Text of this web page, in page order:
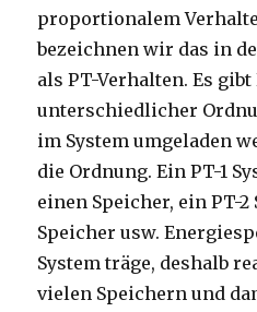
proportionalem
bezeichnen wir das in
als PT-Verhalten. Es
unterschiedlicher
im System umgeladen
die Ordnung. Ein PT-1
einen Speicher, ein PT-2
Speicher usw.
System träge, deshalb
vielen Speichern und